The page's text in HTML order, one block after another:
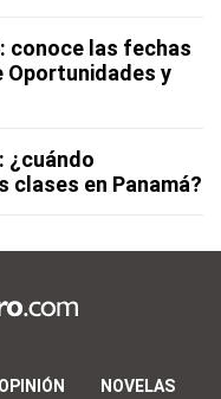
conoce las fechas
Oportunidades y
¿cuándo
clases en Panamá?
OPINIÓN NOVELAS